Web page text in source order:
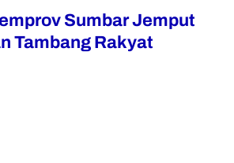
Sumbar Jemput
Tambang Rakyat